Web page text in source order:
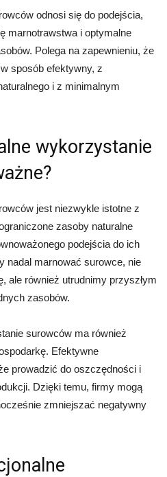
odnosi się do podejścia,
marnotrawstwa i optymalne
Polega na zapewnieniu, że
sposób efektywny, z
i z minimalnym
wykorzystanie
jest niezwykle istotne z
zasoby naturalne
podejścia do ich
nadal marnować surowce, nie
ale również utrudnimy przyszłym
zasobów.
surowców ma również
Efektywne
prowadzić do oszczędności i
Dzięki temu, firmy mogą
zmniejszać negatywny